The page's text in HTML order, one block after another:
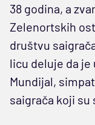
38 godina, a
Zelenortskih
društvu
licu deluje da je
Mundijal,
saigrača koji su